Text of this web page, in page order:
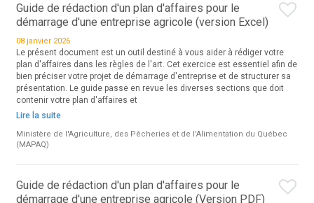
Guide de rédaction d'un plan d'affaires pour le
démarrage d'une entreprise agricole (version Excel)
08 janvier 2026
Le présent document est un outil destiné à vous aider à rédiger votre
plan d'affaires dans les règles de l'art. Cet exercice est essentiel afin de
bien préciser votre projet de démarrage d'entreprise et de structurer sa
présentation. Le guide passe en revue les diverses sections que doit
contenir votre plan d'affaires et
Lire la suite
Ministère de l'Agriculture, des Pêcheries et de l'Alimentation du Québec
(MAPAQ)
Guide de rédaction d'un plan d'affaires pour le
démarrage d'une entreprise agricole (Version PDF)